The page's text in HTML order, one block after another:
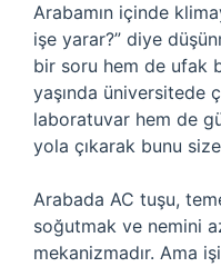
Arabamın içinde
işe yarar?” diye
bir soru hem de ufak
yaşında üniversitede
laboratuvar hem de
yola çıkarak bunu
Arabada AC tuşu,
soğutmak ve nemini
mekanizmadır. Ama